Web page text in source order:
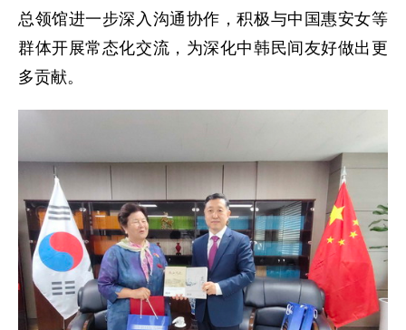
总领馆进一步深入沟通协作，积极与中国惠安女等
群体开展常态化交流，为深化中韩民间友好做出更
多贡献。